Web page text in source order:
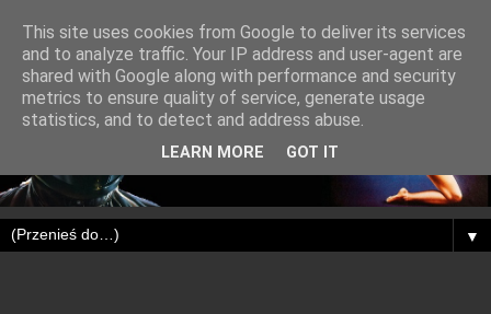
▼
This site uses cookies from Google to deliver its services
and to analyze traffic. Your IP address and user-agent are
shared with Google along with performance and security
metrics to ensure quality of service, generate usage
statistics, and to detect and address abuse.
LEARN MORE GOT IT